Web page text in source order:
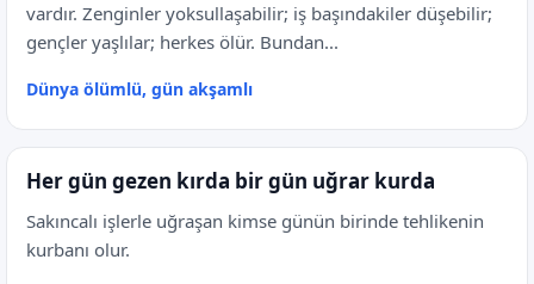
vardır. Zenginler yoksullaşabilir; iş başındakiler düşebilir;
gençler yaşlılar; herkes ölür. Bundan...
Dünya ölümlü, gün akşamlı
Her gün gezen kırda bir gün uğrar kurda
Sakıncalı işlerle uğraşan kimse günün birinde tehlikenin
kurbanı olur.